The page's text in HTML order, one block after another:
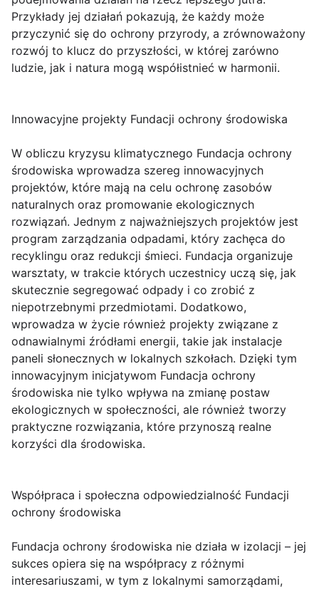
Przykłady jej działań pokazują, że każdy może
przyczynić się do ochrony przyrody, a zrównoważony
rozwój to klucz do przyszłości, w której zarówno
ludzie, jak i natura mogą współistnieć w harmonii.
Innowacyjne projekty Fundacji ochrony środowiska
W obliczu kryzysu klimatycznego Fundacja ochrony
środowiska wprowadza szereg innowacyjnych
projektów, które mają na celu ochronę zasobów
naturalnych oraz promowanie ekologicznych
rozwiązań. Jednym z najważniejszych projektów jest
program zarządzania odpadami, który zachęca do
recyklingu oraz redukcji śmieci. Fundacja organizuje
warsztaty, w trakcie których uczestnicy uczą się, jak
skutecznie segregować odpady i co zrobić z
niepotrzebnymi przedmiotami. Dodatkowo,
wprowadza w życie również projekty związane z
odnawialnymi źródłami energii, takie jak instalacje
paneli słonecznych w lokalnych szkołach. Dzięki tym
innowacyjnym inicjatywom Fundacja ochrony
środowiska nie tylko wpływa na zmianę postaw
ekologicznych w społeczności, ale również tworzy
praktyczne rozwiązania, które przynoszą realne
korzyści dla środowiska.
Współpraca i społeczna odpowiedzialność Fundacji
ochrony środowiska
Fundacja ochrony środowiska nie działa w izolacji – jej
sukces opiera się na współpracy z różnymi
interesariuszami, w tym z lokalnymi samorządami,